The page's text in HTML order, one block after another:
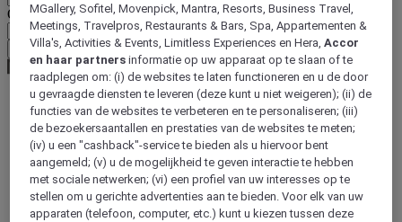
Offerte
Bevestig mijn valuta
World
Europe
France
Provence-Alps-Riviera
Alpes Maritimes
Cannes
MGallery, Sofitel, Movenpick, Mantra, Resorts, Business Travel,
Meetings, Travelpros, Restaurants & Bars, Spa, Appartementen &
Villa's, Activities & Events, Limitless Experiences en Hera,Accor
en haar partners informatie op uw apparaat op te slaan of te
raadplegen om: (i) de websites te laten functioneren en u de door
u gevraagde diensten te leveren (deze kunt u niet weigeren); (ii) de
functies van de websites te verbeteren en te personaliseren; (iii)
de bezoekersaantallen en prestaties van de websites te meten;
(iv) u een "cashback"-service te bieden als u hiervoor bent
aangemeld; (v) u de mogelijkheid te geven interactie te hebben
met sociale netwerken; (vi) een profiel van uw interesses op te
stellen om u gerichte advertenties aan te bieden. Voor elk van uw
apparaten (telefoon, computer, etc.) kunt u kiezen tussen deze